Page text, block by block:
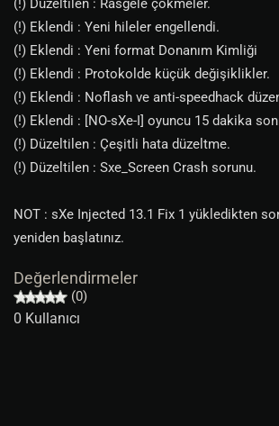
(!) Düzeltilen : Rasgele çökmeler.
(!) Eklendi : Yeni hileler engellendi.
(!) Eklendi : Yeni format Donanım Kimliği
(!) Eklendi : Protokolde küçük değişiklikler.
(!) Eklendi : Noflash ve anti-speedhack
(!) Eklendi : [NO-sXe-I] oyuncu 15 dakika
(!) Düzeltilen : Çeşitli hata düzeltme.
(!) Düzeltilen : Sxe_Screen Crash sorunu.
NOT : sXe Injected 13.1 Fix 1 yükledikten
yeniden başlatınız.
Değerlendirmeler
(0)
0 Kullanıcı